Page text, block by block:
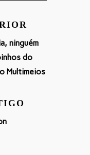
ninguém
do
Multimeios